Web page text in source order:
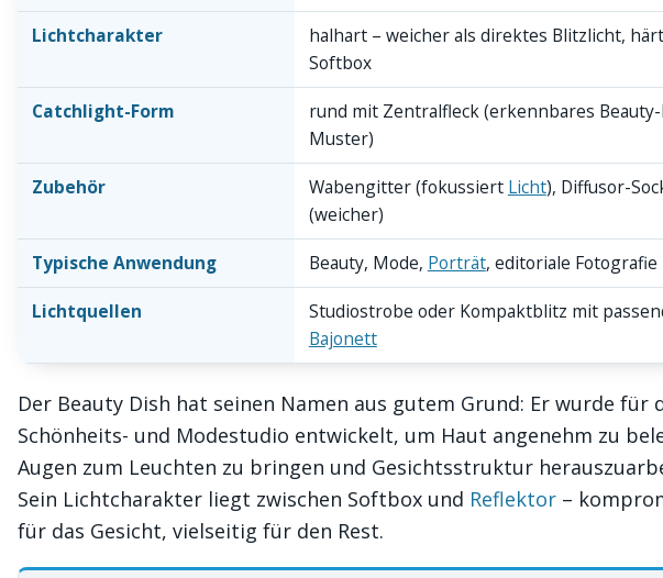
Lichtcharakter
halhart – weicher als direktes Blitzlicht,
Softbox
Catchlight-Form
rund mit Zentralfleck (erkennbares
Muster)
Zubehör
Wabengitter (fokussiert Licht), Diffusor-
(weicher)
Typische Anwendung
Beauty, Mode, Porträt, editoriale Fotografie
Lichtquellen
Studiostrobe oder Kompaktblitz mit
Bajonett
Der Beauty Dish hat seinen Namen aus gutem Grund: Er wurde für
Schönheits- und Modestudio entwickelt, um Haut angenehm zu
Augen zum Leuchten zu bringen und Gesichtsstruktur
Sein Lichtcharakter liegt zwischen Softbox und Reflektor –
für das Gesicht, vielseitig für den Rest.